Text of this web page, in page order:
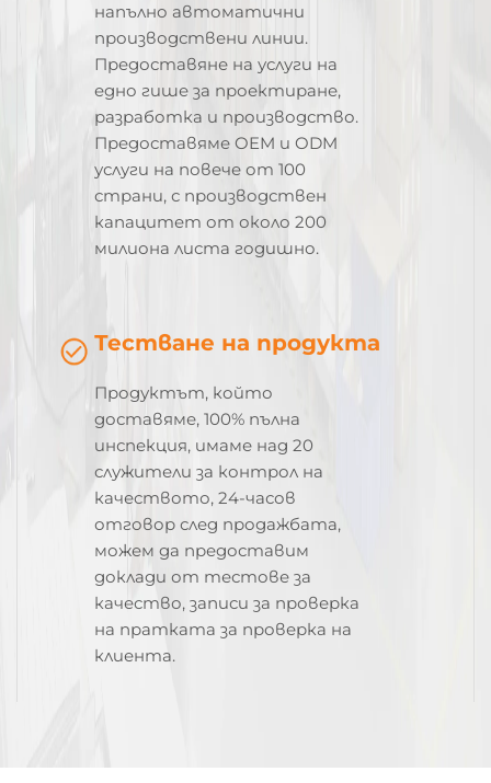
напълно автоматични
производствени линии.
Предоставяне на услуги на
едно гише за проектиране,
разработка и производство.
Предоставяме OEM и ODM
услуги на повече от 100
страни, с производствен
капацитет от около 200
милиона листа годишно.
Тестване на продукта
Продуктът, който
доставяме, 100% пълна
инспекция, имаме над 20
служители за контрол на
качеството, 24-часов
отговор след продажбата,
можем да предоставим
доклади от тестове за
качество, записи за проверка
на пратката за проверка на
клиента.